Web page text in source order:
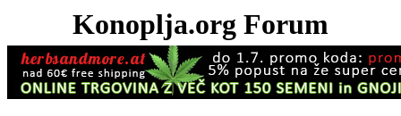
Konoplja.org Forum